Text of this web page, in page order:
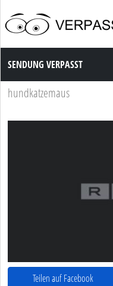
Sendung Verpasst
SENDUNG VERPASST
hundkatzemaus
Teilen auf Facebook